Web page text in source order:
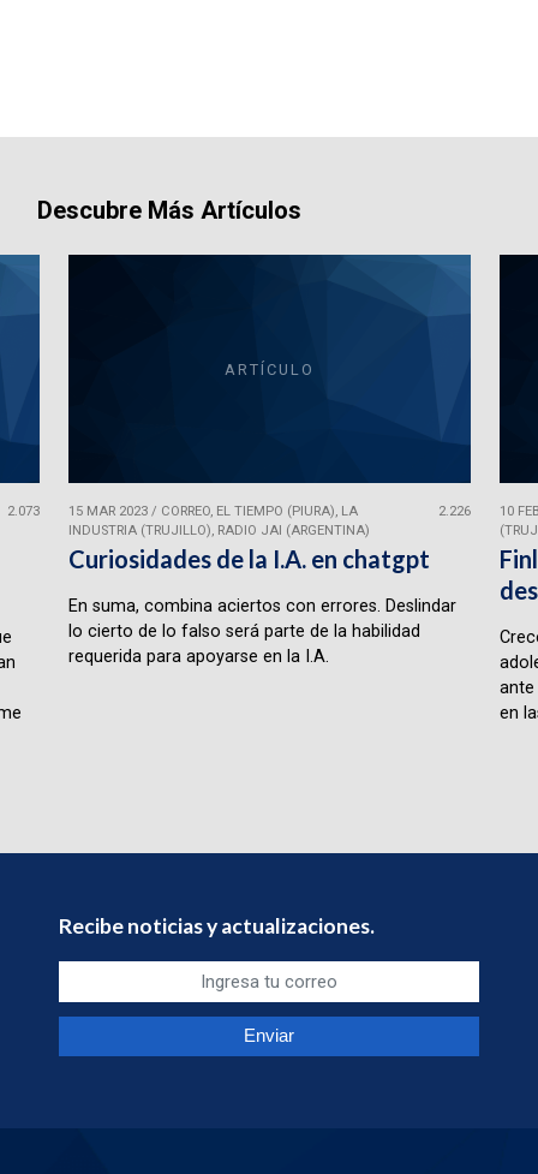
Descubre Más Artículos
2.073
ARTÍCULO
15 MAR 2023/ CORREO, EL TIEMPO (PIURA), LA
INDUSTRIA (TRUJILLO), RADIO JAI (ARGENTINA)
2.226
Curiosidades de la I.A. en chatgpt
En suma, combina aciertos con errores. Deslindar
lo cierto de lo falso será parte de la habilidad
requerida para apoyarse en la I.A.
10
en
Recibe noticias y actualizaciones.